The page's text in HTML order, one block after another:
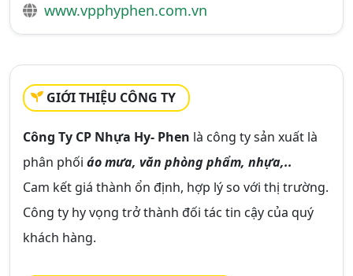
www.vpphyphen.com.vn
GIỚI THIỆU CÔNG TY
Công Ty CP Nhựa Hy- Phen là công ty sản xuất là
phân phối áo mưa, văn phòng phẩm, nhựa,..
Cam kết giá thành ổn định, hợp lý so với thị trường.
Công ty hy vọng trở thành đối tác tin cậy của quý
khách hàng.